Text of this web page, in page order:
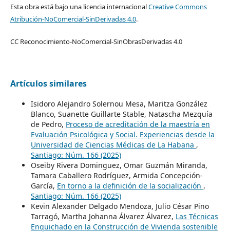
Esta obra está bajo una licencia internacionalCreative Commons
Atribución-NoComercial-SinDerivadas 4.0.
CC Reconocimiento-NoComercial-SinObrasDerivadas 4.0
Artículos similares
Isidoro Alejandro Solernou Mesa, Maritza González
Blanco, Suanette Guillarte Stable, Natascha Mezquía
de Pedro, Proceso de acreditación de la maestría en
Evaluación Psicológica y Social. Experiencias desde la
Universidad de Ciencias Médicas de La Habana ,
Santiago: Núm. 166 (2025)
Oseiby Rivera Dominguez, Omar Guzmán Miranda,
Tamara Caballero Rodríguez, Armida Concepción-
García, En torno a la definición de la socialización ,
Santiago: Núm. 166 (2025)
Kevin Alexander Delgado Mendoza, Julio César Pino
Tarragó, Martha Johanna Álvarez Álvarez, Las Técnicas
Enquichado en la Construcción de Vivienda sostenible